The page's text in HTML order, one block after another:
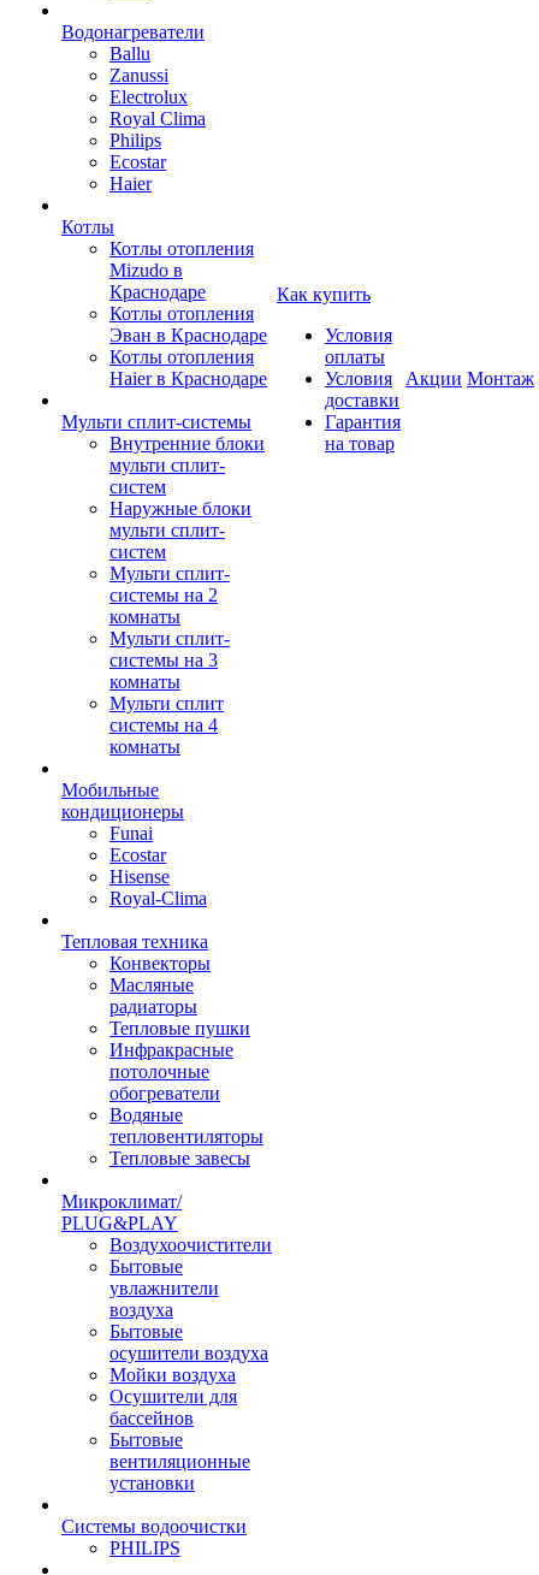
Водонагреватели
Ballu
Zanussi
Electrolux
Royal Clima
Philips
Ecostar
Haier
Котлы
Котлы отопления
Mizudo в
Краснодаре
Котлы отопления
Эван в Краснодаре
Котлы отопления
Haier в Краснодаре
Мульти сплит-системы
Внутренние блоки
мульти сплит-
систем
Наружные блоки
мульти сплит-
систем
Мульти сплит-
системы на 2
комнаты
Мульти сплит-
системы на 3
комнаты
Мульти сплит
системы на 4
комнаты
Мобильные
кондиционеры
Funai
Ecostar
Hisense
Royal-Clima
Тепловая техника
Конвекторы
Масляные
радиаторы
Тепловые пушки
Инфракрасные
потолочные
обогреватели
Водяные
тепловентиляторы
Тепловые завесы
Микроклимат/
PLUG&PLAY
Воздухоочистители
Бытовые
увлажнители
воздуха
Бытовые
осушители воздуха
Мойки воздуха
Осушители для
бассейнов
Бытовые
вентиляционные
установки
Системы водоочистки
PHILIPS
Как купить
Условия
оплаты
Условия
доставки
Гарантия
на товар
Акции Монтаж